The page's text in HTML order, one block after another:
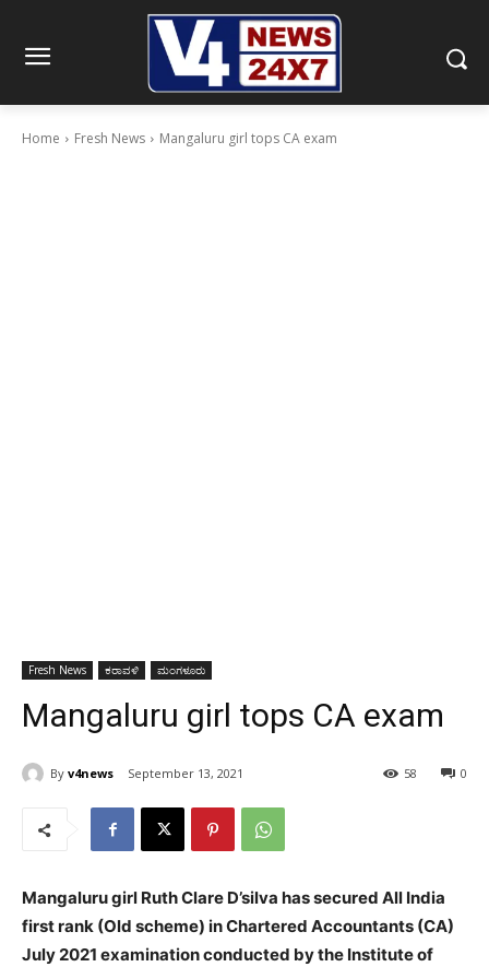
Home Fresh News Mangaluru girl tops CA exam
Fresh News ಕರಾವಳಿ ಮಂಗಳೂರು
Mangaluru girl tops CA exam
By v4news September 13, 2021 0
58
Mangaluru girl Ruth Clare D’silva has secured All India
first rank (Old scheme) in Chartered Accountants (CA)
July 2021 examination conducted by the Institute of